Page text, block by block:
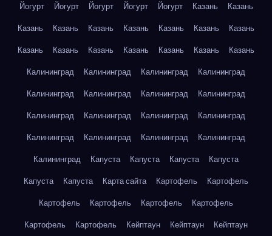
Йогурт
Йогурт Йогурт Йогурт Йогурт Казань
Казань
Казань
Казань Казань Казань Казань Казань
Казань
Казань
Казань Казань Казань Казань Казань
Казань
Калининград
Калининград Калининград
Калининград
Калининград
Калининград Калининград
Калининград
Калининград
Калининград Калининград
Калининград
Калининград
Калининград Калининград
Калининград
Калининград
Капуста Капуста Капуста
Капуста
Капуста
Капуста Карта сайта Картофель
Картофель
Картофель
Картофель Картофель
Картофель
Картофель
Картофель Кейптаун Кейптаун
Кейптаун